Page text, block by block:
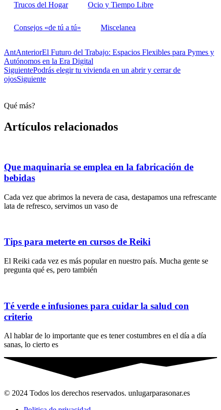
Trucos del Hogar Ocio y Tiempo Libre
Consejos «de tú a tú» Miscelanea
AntAnteriorEl Futuro del Trabajo: Espacios Flexibles para Pymes y
Autónomos en la Era Digital
SiguientePodrás elegir tu vivienda en un abrir y cerrar de
ojosSiguiente
Qué más?
Artículos relacionados
Que maquinaria se emplea en la fabricación de
bebidas
Cada vez que abrimos la nevera de casa, destapamos una refrescante
lata de refresco, servimos un vaso de
Tips para meterte en cursos de Reiki
El Reiki cada vez es más popular en nuestro país. Mucha gente se
pregunta qué es, pero también
Té verde e infusiones para cuidar la salud con
criterio
Al hablar de lo importante que es tener costumbres en el día a día
sanas, lo cierto es
© 2024 Todos los derechos reservados. unlugarparasonar.es